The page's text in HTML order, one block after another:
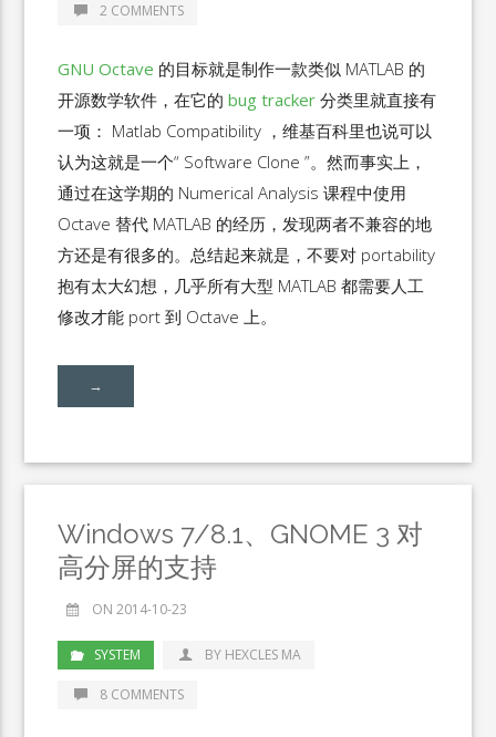
2 COMMENTS
GNU Octave 的目标就是制作一款类似 MATLAB 的
开源数学软件，在它的bug tracker 分类里就直接有
一项： Matlab Compatibility ，维基百科里也说可以
认为这就是一个“ Software Clone ”。然而事实上，
通过在这学期的 Numerical Analysis 课程中使用
Octave 替代 MATLAB 的经历，发现两者不兼容的地
方还是有很多的。总结起来就是，不要对 portability
抱有太大幻想，几乎所有大型 MATLAB 都需要人工
修改才能 port 到 Octave 上。
→
Windows 7/8.1、GNOME 3 对
高分屏的支持
ON 2014-10-23
SYSTEM BY HEXCLES MA
8 COMMENTS